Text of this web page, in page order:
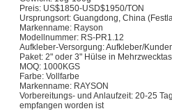
Preis: US$1850-USD$1950/TON
Ursprungsort: Guangdong, China
Markenname: Rayson
Modellnummer: RS-PR1.12
Aufkleber-Versorgung: Aufkleber/
Paket: 2" oder 3" Hülse in
MOQ: 1000KGS
Farbe: Vollfarbe
Markenname: RAYSON
Vorbereitungs- und Anlaufzeit: 20-25
empfangen worden ist